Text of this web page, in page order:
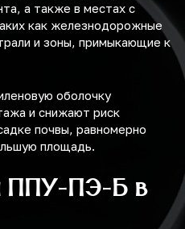
а также в местах с
как железнодорожные
и зоны, примыкающие к
оболочку
и снижают риск
почвы, равномерно
площадь.
ППУ-ПЭ-Б в